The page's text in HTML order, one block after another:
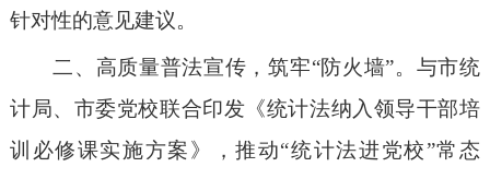
针对性的意见建议。
二、高质量普法宣传，筑牢“防火墙”。与市统
计局、市委党校联合印发《统计法纳入领导干部培
训必修课实施方案》，推动“统计法进党校”常态